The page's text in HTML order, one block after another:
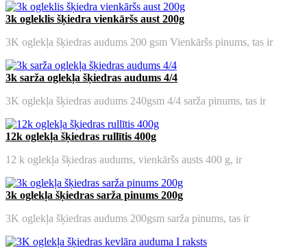
3k ogleklis šķiedra vienkāršs aust 200g
3K oglekļa šķiedras audums 200 gsm Vienkāršs pinums, tas ir
3k sarža oglekļa šķiedras audums 4/4
3K oglekļa šķiedras audums 240gsm 4/4 sarža pinums, tas ir
12k oglekļa šķiedras rullītis 400g
12 k oglekļa šķiedras audums, vienkāršs austs 400 g, ir
3k oglekļa šķiedras sarža pinums 200g
3K oglekļa šķiedras audums 200gsm sarža pinums, tas ir